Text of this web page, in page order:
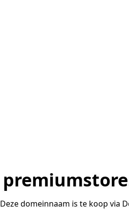
Deze domeinnaam is te koop via